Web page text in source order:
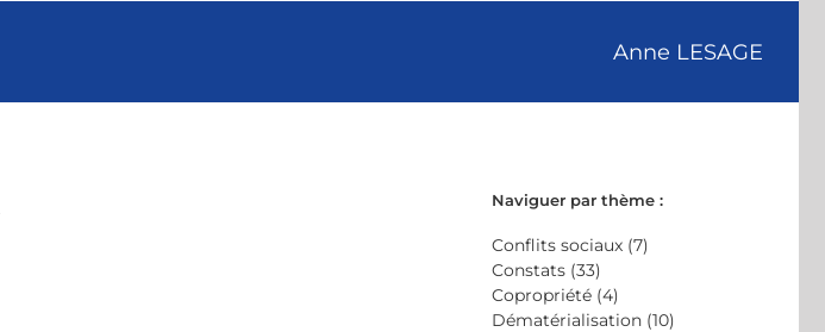
Anne LESAGE
Naviguer par thème :
Conflits sociaux (7)
Constats (33)
Copropriété (4)
Dématérialisation (10)